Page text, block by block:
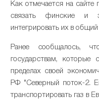
Как отмечается на сайте
связать финские и
интегрировать их в
Ранее сообщалось,
государствам, которые
пределах своей
РФ "Северный поток-2.
транспортировать газ в